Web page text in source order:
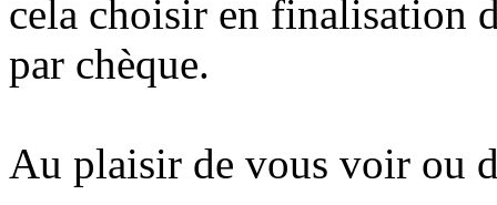
cela choisir en finalisation
par chèque.
Au plaisir de vous voir ou